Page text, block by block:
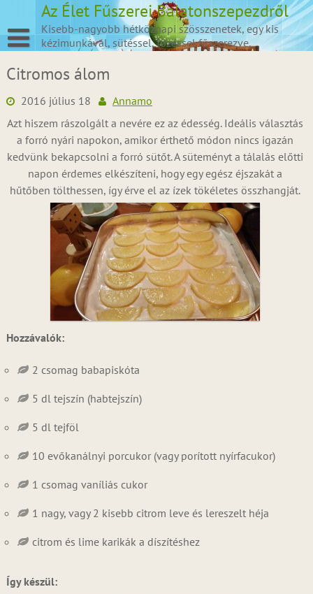
content
Az Élet Fűszerei Balatonszepezdről
Kisebb-nagyobb hétköznapi szösszenetek, egy kis
kézimunkával, sütéssel, főzéssel fűszerezve.
Citromos álom
2016 július 18
Annamo
Azt hiszem rászolgált a nevére ez az édesség. Ideális választás
a forró nyári napokon, amikor érthető módon nincs igazán
kedvünk bekapcsolni a forró sütőt. A süteményt a tálalás előtti
napon érdemes elkészíteni, hogy egy egész éjszakát a
hűtőben tölthessen, így érve el az ízek tökéletes összhangját.
Hozzávalók:
2 csomag babapiskóta
5 dl tejszín (habtejszín)
5 dl tejföl
10 evőkanálnyi porcukor (vagy porított nyírfacukor)
1 csomag vaníliás cukor
1 nagy, vagy 2 kisebb citrom leve és lereszelt héja
citrom és lime karikák a díszítéshez
Így készül: